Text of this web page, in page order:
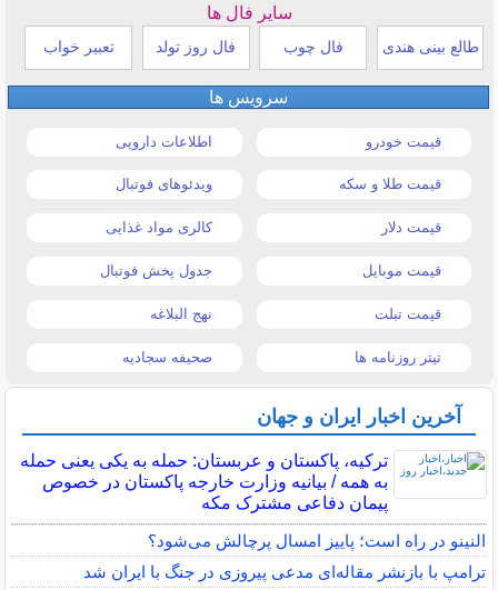
سایر فال ها
طالع بینی هندی فال چوب فال روز تولد تعبیر خواب
سرویس ها
قیمت خودرو اطلاعات دارویی
قیمت طلا و سکه ویدئوهای فوتبال
قیمت دلار کالری مواد غذایی
قیمت موبایل جدول پخش فوتبال
قیمت تبلت نهج البلاغه
تیتر روزنامه ها صحیفه سجادیه
آخرین اخبار ایران و جهان
ترکیه، پاکستان و عربستان: حمله به یکی یعنی حمله
به همه / بیانیه وزارت خارجه پاکستان در خصوص
پیمان دفاعی مشترک مکه
النینو در راه است؛ پاییز امسال پرچالش می‌شود؟
ترامپ با بازنشر مقاله‌ای مدعی پیروزی در جنگ با ایران شد